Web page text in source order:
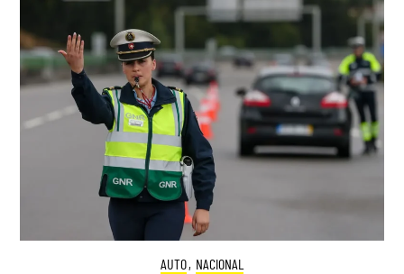
AUTO, NACIONAL